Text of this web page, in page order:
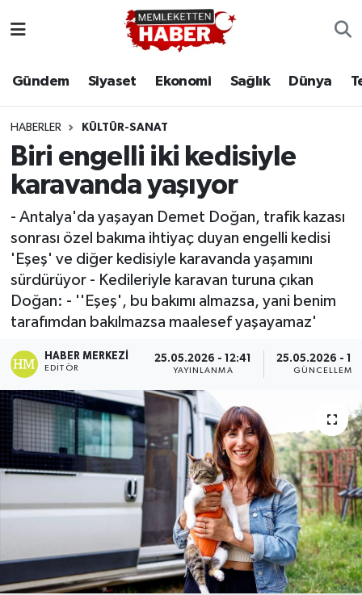
Gündem Siyaset Ekonomi Sağlık Dünya
HABERLER KÜLTÜR-SANAT
Biri engelli iki kedisiyle
karavanda yaşıyor
- Antalya'da yaşayan Demet Doğan, trafik kazası
sonrası özel bakıma ihtiyaç duyan engelli kedisi
'Eşeş' ve diğer kedisiyle karavanda yaşamını
sürdürüyor - Kedileriyle karavan turuna çıkan
Doğan: - ''Eşeş', bu bakımı almazsa, yani benim
tarafımdan bakılmazsa maalesef yaşayamaz'
HABER MERKEZI
EDITÖR
25.05.2026 - 12:41
YAYINLANMA
25.05.2026 -
GÜNCELLEME